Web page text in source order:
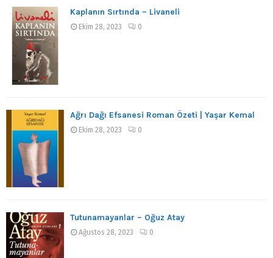
Kaplanın Sırtında – Livaneli
Ekim 28, 2023 0
Ağrı Dağı Efsanesi Roman Özeti | Yaşar Kemal
Ekim 28, 2023 0
Tutunamayanlar – Oğuz Atay
Ağustos 28, 2023 0